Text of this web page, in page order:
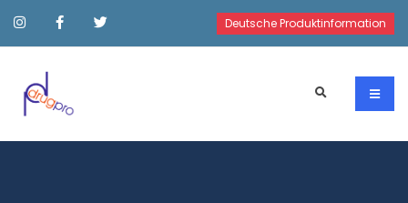
Deutsche Produktinformation